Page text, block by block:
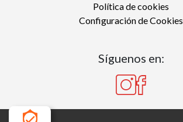
Política de cookies
Configuración de Cookies
Síguenos en: